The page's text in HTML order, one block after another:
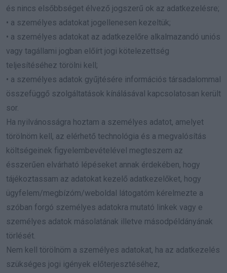
és nincs elsőbbséget élvező jogszerű ok az adatkezelésre;
• a személyes adatokat jogellenesen kezeltük;
• a személyes adatokat az adatkezelőre alkalmazandó uniós
vagy tagállami jogban előírt jogi kötelezettség
teljesítéséhez törölni kell;
• a személyes adatok gyűjtésére információs társadalommal
összefüggő szolgáltatások kínálásával kapcsolatosan került
sor.
Ha nyilvánosságra hoztam a személyes adatot, amelyet
törölnöm kell, az elérhető technológia és a megvalósítás
költségeinek figyelembevételével megteszem az
ésszerűen elvárható lépéseket annak érdekében, hogy
tájékoztassam az adatokat kezelő adatkezelőket, hogy
ügyfelem/megbízóm/weboldal látogatóm kérelmezte a
szóban forgó személyes adatokra mutató linkek vagy e
személyes adatok másolatának illetve másodpéldányának
törlését.
Nem kell törölnöm a személyes adatokat, ha az adatkezelés
szükséges jogi igények előterjesztéséhez,